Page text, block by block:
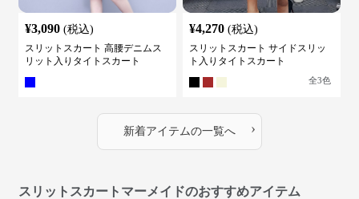
¥3,090 (税込)
スリットスカート 高腰デニムス
リット入りタイトスカート
¥4,270 (税込)
スリットスカート サイドスリッ
ト入りタイトスカート
全3色
新着アイテムの一覧へ ›
スリットスカートマーメイドのおすすめアイテム